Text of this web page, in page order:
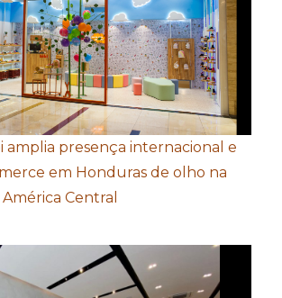
amplia presença internacional e
em Honduras de olho na
Central